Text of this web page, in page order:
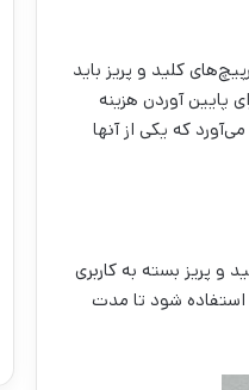
کلید و پریز باید
پایین آوردن هزینه
که یکی از آنها
پریز بسته به کاربری
شود تا مدت